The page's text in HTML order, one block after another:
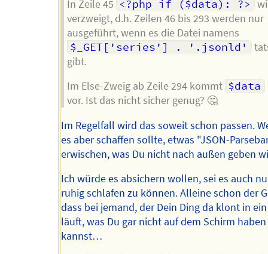
In Zeile 45 <?php if ($data): ?>
verzweigt, d.h. Zeilen 46 bis 293 werden nur
ausgeführt, wenn es die Datei namens
$_GET['series'] . '.jsonld'
gibt.
Im Else-Zweig ab Zeile 294 kommt $data
vor. Ist das nicht sicher genug? 🤔
Im Regelfall wird das soweit schon passen.
es aber schaffen sollte, etwas "JSON-
erwischen, was Du nicht nach außen geben
Ich würde es absichern wollen, sei es auch
ruhig schlafen zu können. Alleine schon der
dass bei jemand, der Dein Ding da klont in
läuft, was Du gar nicht auf dem Schirm haben
kannst…